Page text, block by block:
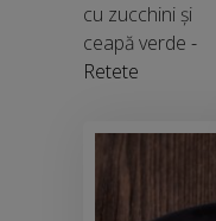
cu zucchini și
ceapă verde -
Retete